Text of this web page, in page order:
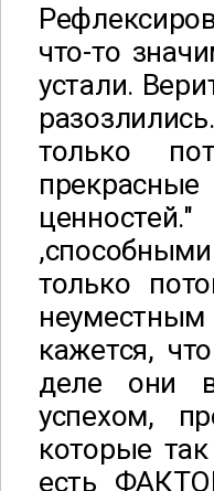
что-то
устали.
только
только
кажется,
деле они
успехом,
которые
есть